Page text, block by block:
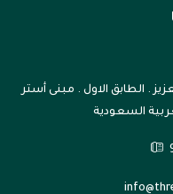
. الطابق الاول . مبنى أستر
السعودية